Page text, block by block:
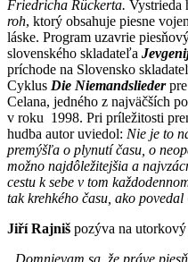
Friedricha Rückerta. Vystrieda
roh, ktorý obsahuje piesne
láske. Program uzavrie
slovenského skladateľa
príchode na Slovensko
Cyklus Die Niemandslieder
Celana, jedného z najväčších
v roku 1998. Pri príležitosti
hudba autor uviedol: Nie je to
premýšľa o plynutí času, o
možno najdôležitejšia a
cestu k sebe v tom
tak krehkého času, ako
Jiří Rajniš pozýva na
„Domnievam sa, že práve